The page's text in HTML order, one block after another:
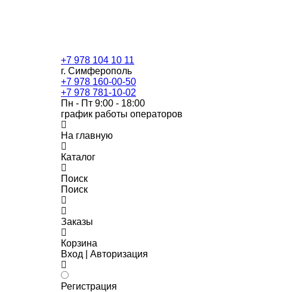
+7 978 104 10 11
г. Симферополь
+7 978 160-00-50
+7 978 781-10-02
Пн - Пт 9:00 - 18:00
график работы операторов
На главную
Каталог
Поиск
Поиск
Заказы
Корзина
Вход | Авторизация
Регистрация